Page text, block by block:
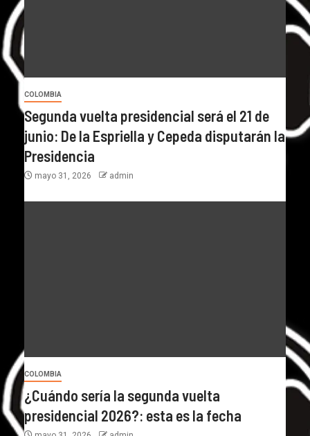
COLOMBIA
Segunda vuelta presidencial será el 21 de
junio: De la Espriella y Cepeda disputarán la
Presidencia
mayo 31, 2026 admin
COLOMBIA
¿Cuándo sería la segunda vuelta
presidencial 2026?: esta es la fecha